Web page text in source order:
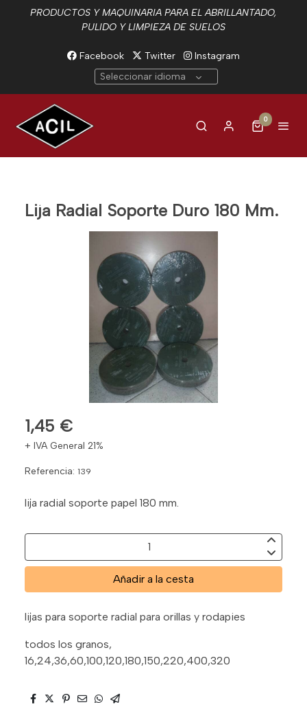
PRODUCTOS Y MAQUINARIA PARA EL ABRILLANTADO,
PULIDO Y LIMPIEZA DE SUELOS
Facebook Twitter
Instagram
Seleccionar idioma
0
Lija Radial Soporte Duro 180 Mm.
1,45 €
+ IVA General 21%
Referencia: 139
lija radial soporte papel 180 mm.
Añadir a la cesta
lijas para soporte radial para orillas y rodapies
todos los granos,
16,24,36,60,100,120,180,150,220,400,320